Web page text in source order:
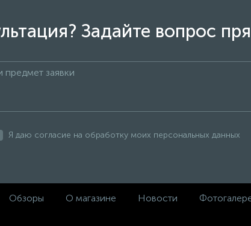
Задайте вопрос
Я даю согласие на обработку моих персональных данных
Обзоры О магазине Новости